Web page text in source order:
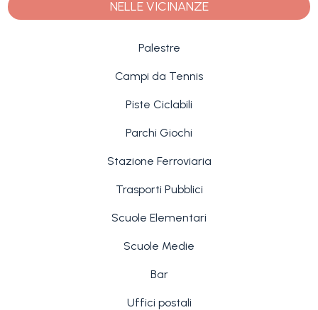
NELLE VICINANZE
Palestre
Campi da Tennis
Piste Ciclabili
Parchi Giochi
Stazione Ferroviaria
Trasporti Pubblici
Scuole Elementari
Scuole Medie
Bar
Uffici postali